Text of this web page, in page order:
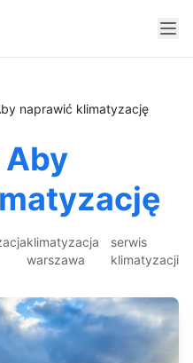
naprawić klimatyzację
Aby
klimatyzacja
warszawa
serwis
klimatyzacji